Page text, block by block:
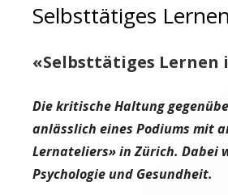
Selbsttätiges
«Selbsttätiges Lernen
Die kritische Haltung
anlässlich eines Podiums mit
Lernateliers» in Zürich. Dabei
Psychologie und Gesundheit.